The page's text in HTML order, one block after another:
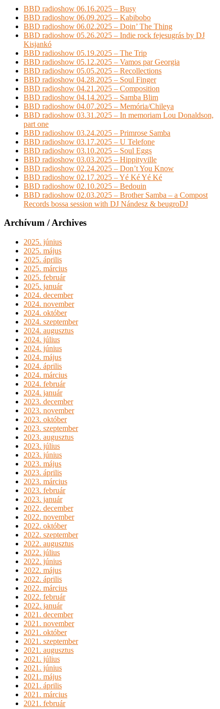
BBD radioshow 06.16.2025 – Busy
BBD radioshow 06.09.2025 – Kabibobo
BBD radioshow 06.02.2025 – Doin’ The Thing
BBD radioshow 05.26.2025 – Indie rock fejesugrás by DJ
Kisjankó
BBD radioshow 05.19.2025 – The Trip
BBD radioshow 05.12.2025 – Vamos par Georgia
BBD radioshow 05.05.2025 – Recollections
BBD radioshow 04.28.2025 – Soul Finger
BBD radioshow 04.21.2025 – Composition
BBD radioshow 04.14.2025 – Samba Blim
BBD radioshow 04.07.2025 – Memória/Chileya
BBD radioshow 03.31.2025 – In memoriam Lou Donaldson,
part one
BBD radioshow 03.24.2025 – Primrose Samba
BBD radioshow 03.17.2025 – U Telefone
BBD radioshow 03.10.2025 – Soul Eggs
BBD radioshow 03.03.2025 – Hippityville
BBD radioshow 02.24.2025 – Don’t You Know
BBD radioshow 02.17.2025 – Yé Ké Yé Ké
BBD radioshow 02.10.2025 – Bedouin
BBD radioshow 02.03.2025 – Brother Samba – a Compost
Records bossa session with DJ Nándesz & beugroDJ
Archívum / Archives
2025. június
2025. május
2025. április
2025. március
2025. február
2025. január
2024. december
2024. november
2024. október
2024. szeptember
2024. augusztus
2024. július
2024. június
2024. május
2024. április
2024. március
2024. február
2024. január
2023. december
2023. november
2023. október
2023. szeptember
2023. augusztus
2023. július
2023. június
2023. május
2023. április
2023. március
2023. február
2023. január
2022. december
2022. november
2022. október
2022. szeptember
2022. augusztus
2022. július
2022. június
2022. május
2022. április
2022. március
2022. február
2022. január
2021. december
2021. november
2021. október
2021. szeptember
2021. augusztus
2021. július
2021. június
2021. május
2021. április
2021. március
2021. február